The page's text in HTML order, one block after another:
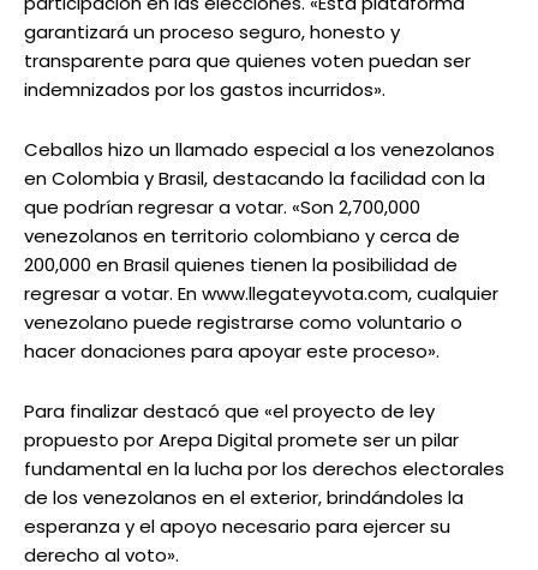
garantizará un proceso seguro, honesto y
transparente para que quienes voten puedan ser
indemnizados por los gastos incurridos».
Ceballos hizo un llamado especial a los venezolanos
en Colombia y Brasil, destacando la facilidad con la
que podrían regresar a votar. «Son 2,700,000
venezolanos en territorio colombiano y cerca de
200,000 en Brasil quienes tienen la posibilidad de
regresar a votar. En www.llegateyvota.com, cualquier
venezolano puede registrarse como voluntario o
hacer donaciones para apoyar este proceso».
Para finalizar destacó que «el proyecto de ley
propuesto por Arepa Digital promete ser un pilar
fundamental en la lucha por los derechos electorales
de los venezolanos en el exterior, brindándoles la
esperanza y el apoyo necesario para ejercer su
derecho al voto».